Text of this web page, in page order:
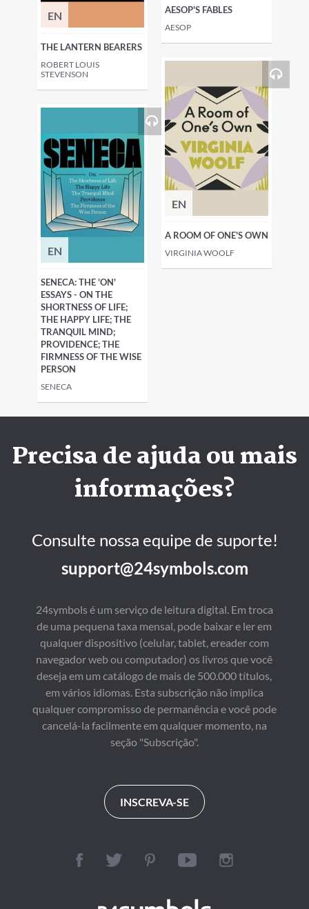
EN
THE LANTERN BEARERS
ROBERT LOUIS
STEVENSON
AESOP'S FABLES
AESOP
EN
SENECA: THE 'ON'
ESSAYS - ON THE
SHORTNESS OF LIFE;
THE HAPPY LIFE; THE
TRANQUIL MIND;
PROVIDENCE; THE
FIRMNESS OF THE WISE
PERSON
SENECA
EN
A ROOM OF ONE'S OWN
VIRGINIA WOOLF
Precisa de ajuda ou mais
informações?
Consulte nossa equipe de suporte!
support@24symbols.com
24symbols é um serviço de leitura digital. Em troca
de uma pequena taxa mensal, pode baixar e ler em
qualquer dispositivo (celular, tablet, ereader com
navegador web ou computador) os livros que você
deseja em um catálogo de mais de 500.000 títulos,
em vários idiomas. Esta subscrição não implica
qualquer compromisso de permanência e você pode
cancelá-la facilmente em qualquer momento, na
seção "Subscrição".
INSCREVA-SE